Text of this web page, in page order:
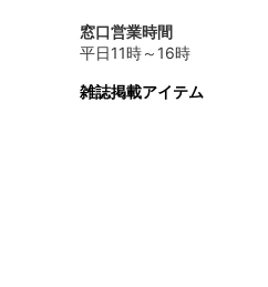
窓口営業時間
平日11時～16時
雑誌掲載アイテム